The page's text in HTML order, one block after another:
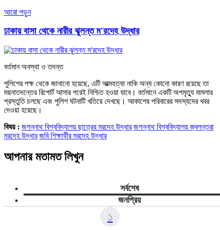
আরো পড়ুন
ঢাকায় বাসা থেকে নারীর ঝুলন্ত ম'রদেহ উদ্ধার
​বর্তমান অবস্থা ও তদন্ত
​পুলিশের পক্ষ থেকে জানানো হয়েছে, এটি আত্মহত্যা নাকি অন্য কোনো কারণ রয়েছে তা
ময়নাতদন্তের রিপোর্ট আসার পরেই নিশ্চিত হওয়া যাবে। বর্তমানে একটি অপমৃত্যু মামলার
প্রস্তুতি চলছে এবং পুলিশ ঘটনাটি খতিয়ে দেখছে। আকাশের পরিবারের সদস্যদের খবর
দেওয়া হয়েছে।
বিষয় : জগন্নাথ বিশ্ববিদ্যালয় ছাত্রের মরদেহ উদ্ধার জগন্নাথ বিশ্ববিদ্যালয় জ্বলন্তরা
মরদেহ উদ্ধার জবি শিক্ষার্থীর মরদেহ উদ্ধার
আপনার মতামত লিখুন
সর্বশেষ
জনপ্রিয়
১